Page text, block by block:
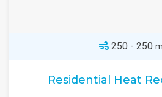
250 - 250
Residential Heat